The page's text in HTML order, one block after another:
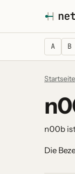
A B
Startseite
n00b
Die